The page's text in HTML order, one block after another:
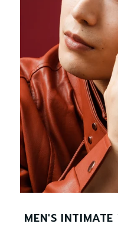
MEN'S